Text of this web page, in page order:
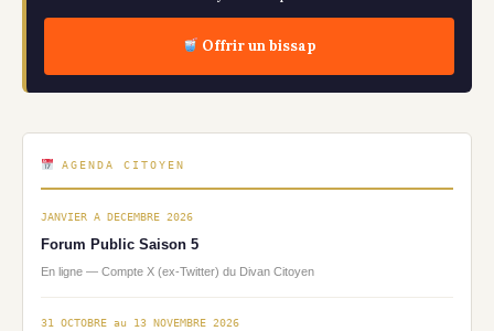
Offrir un bissap
AGENDA CITOYEN
JANVIER A DECEMBRE 2026
Forum Public Saison 5
En ligne — Compte X (ex-Twitter) du Divan Citoyen
31 OCTOBRE au 13 NOVEMBRE 2026